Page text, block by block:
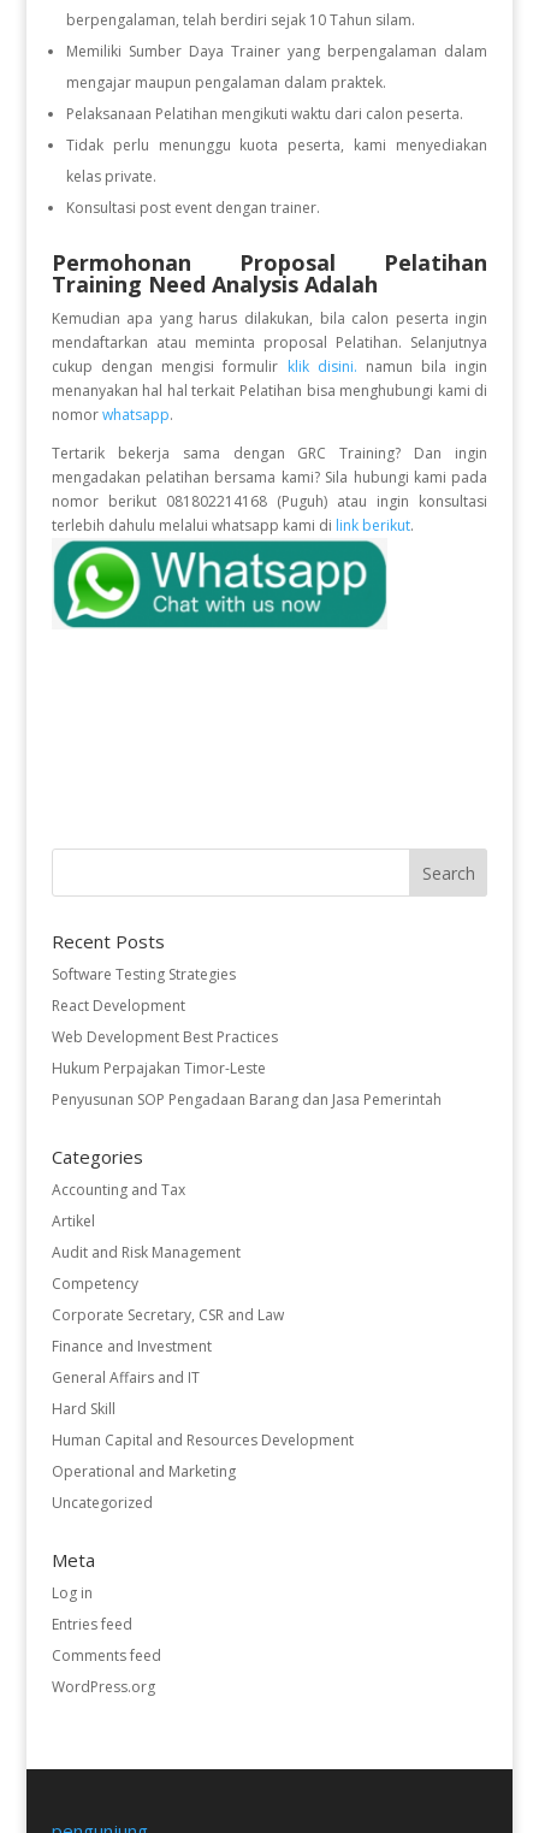
berpengalaman, telah berdiri sejak 10 Tahun silam.
Memiliki Sumber Daya Trainer yang berpengalaman dalam
mengajar maupun pengalaman dalam praktek.
Pelaksanaan Pelatihan mengikuti waktu dari calon peserta.
Tidak perlu menunggu kuota peserta, kami menyediakan
kelas private.
Konsultasi post event dengan trainer.
Permohonan Proposal Pelatihan
Training Need Analysis Adalah
Kemudian apa yang harus dilakukan, bila calon peserta ingin
mendaftarkan atau meminta proposal Pelatihan. Selanjutnya
cukup dengan mengisi formulir klik disini. namun bila ingin
menanyakan hal hal terkait Pelatihan bisa menghubungi kami di
nomor whatsapp.
Tertarik bekerja sama dengan GRC Training? Dan ingin
mengadakan pelatihan bersama kami? Sila hubungi kami pada
nomor berikut 081802214168 (Puguh) atau ingin konsultasi
terlebih dahulu melalui whatsapp kami di link berikut.
Recent Posts
Software Testing Strategies
React Development
Web Development Best Practices
Hukum Perpajakan Timor-Leste
Penyusunan SOP Pengadaan Barang dan Jasa Pemerintah
Categories
Accounting and Tax
Artikel
Audit and Risk Management
Competency
Corporate Secretary, CSR and Law
Finance and Investment
General Affairs and IT
Hard Skill
Human Capital and Resources Development
Operational and Marketing
Uncategorized
Meta
Log in
Entries feed
Comments feed
WordPress.org